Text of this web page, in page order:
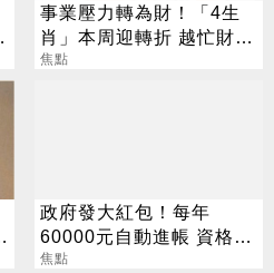
事業壓力轉為財！「4生
肖」本周迎轉折 越忙財運
越旺
焦點
政府發大紅包！每年
60000元自動進帳 資格一
次看
焦點